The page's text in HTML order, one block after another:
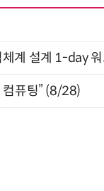
계 설계 1-day
컴퓨팅” (8/28)